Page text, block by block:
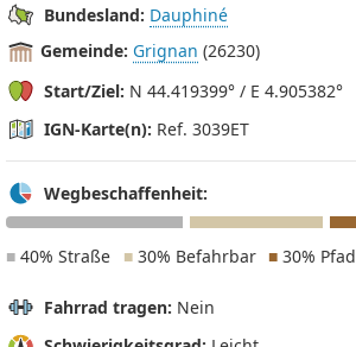
Bundesland: Dauphiné
Gemeinde: Grignan (26230)
Start/Ziel: N 44.419399° / E 4.905382°
IGN-Karte(n): Ref. 3039ET
Wegbeschaffenheit:
■ 40% Straße ■30% Befahrbar ■30% Pfad
Fahrrad tragen: Nein